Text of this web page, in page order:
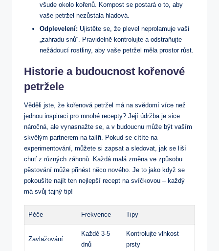
všude okolo kořenů. Kompost se postará o to, aby
vaše petržel nezůstala hladová.
Odplevelení: Ujistěte se, že plevel neprolamuje vaši
„zahradu snů“. Pravidelně kontrolujte a odstraňujte
nežádoucí rostliny, aby vaše petržel měla prostor růst.
Historie a budoucnost kořenové
petržele
Věděli jste, že kořenová petržel má na svědomí více než
jednou inspiraci pro mnohé recepty? Její údržba je sice
náročná, ale vynasnažte se, a v budoucnu může být vaším
skvělým partnerem na talíři. Pokud se cítíte na
experimentování, můžete si zapsat a sledovat, jak se liší
chuť z různých záhonů. Každá malá změna ve způsobu
pěstování může přinést něco nového. Je to jako když se
pokoušíte najít ten nejlepší recept na svíčkovou – každý
má svůj tajný tip!
Péče Frekvence Tipy
Zavlažování
Každé 3-5
dnů
Kontrolujte vlhkost
prsty